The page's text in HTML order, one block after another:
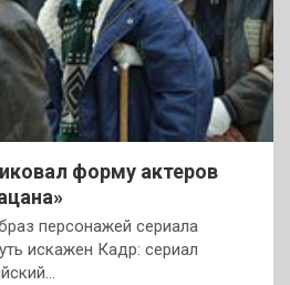
форму актеров
персонажей сериала
искажен Кадр: сериал